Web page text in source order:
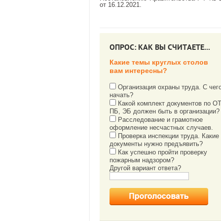
от 16.12.2021.
ОПРОС: КАК ВЫ СЧИТАЕТЕ...
Какие темы круглых столов
вам интересны?
Организация охраны труда. С
начать?
Какой комплект документов по
ПБ, ЭБ должен быть в организации?
Расследование и грамотное
оформление несчастных случаев.
Проверка инспекции труда. Какие
документы нужно предъявить?
Как успешно пройти проверку
пожарным надзором?
Другой вариант ответа?